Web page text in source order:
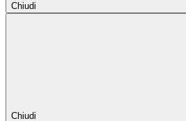
Chiudi
Chiudi